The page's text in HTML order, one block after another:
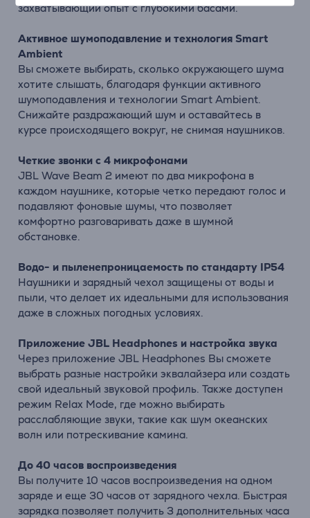
захватывающий опыт с глубокими басами.
Активное шумоподавление и технология Smart
Ambient
Вы сможете выбирать, сколько окружающего шума
хотите слышать, благодаря функции активного
шумоподавления и технологии Smart Ambient.
Снижайте раздражающий шум и оставайтесь в
курсе происходящего вокруг, не снимая наушников.
Четкие звонки с 4 микрофонами
JBL Wave Beam 2 имеют по два микрофона в
каждом наушнике, которые четко передают голос и
подавляют фоновые шумы, что позволяет
комфортно разговаривать даже в шумной
обстановке.
Водо- и пыленепроницаемость по стандарту IP54
Наушники и зарядный чехол защищены от воды и
пыли, что делает их идеальными для использования
даже в сложных погодных условиях.
Приложение JBL Headphones и настройка звука
Через приложение JBL Headphones Вы сможете
выбрать разные настройки эквалайзера или создать
свой идеальный звуковой профиль. Также доступен
режим Relax Mode, где можно выбирать
расслабляющие звуки, такие как шум океанских
волн или потрескивание камина.
До 40 часов воспроизведения
Вы получите 10 часов воспроизведения на одном
заряде и еще 30 часов от зарядного чехла. Быстрая
зарядка позволяет получить 3 дополнительных часа